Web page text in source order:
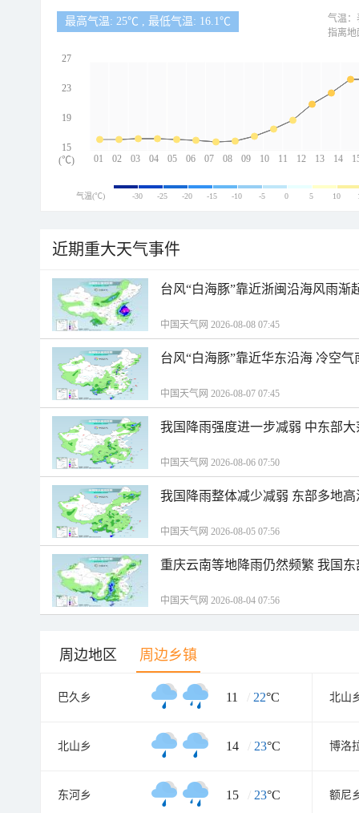
最高气温: 25℃ , 最低气温: 16.1℃
01 02 03 04 05 06 07 08 09 10 11 12 13 14
27
23
19
15
(℃)
气温：
指离地
气温(℃) -30 -25 -20 -15 -10 -5 0 5 10
近期重大天气事件
台风“白海豚”靠近浙闽沿海风雨渐
中国天气网 2026-08-08 07:45
台风“白海豚”靠近华东沿海 冷空
中国天气网 2026-08-07 07:45
我国降雨强度进一步减弱 中东部
中国天气网 2026-08-06 07:50
我国降雨整体减少减弱 东部多地
中国天气网 2026-08-05 07:56
重庆云南等地降雨仍然频繁 我国
中国天气网 2026-08-04 07:56
周边地区 周边乡镇
巴久乡 11 / 22°C 北山
北山乡 14 / 23°C 博洛
东河乡 15 / 23°C 额尼